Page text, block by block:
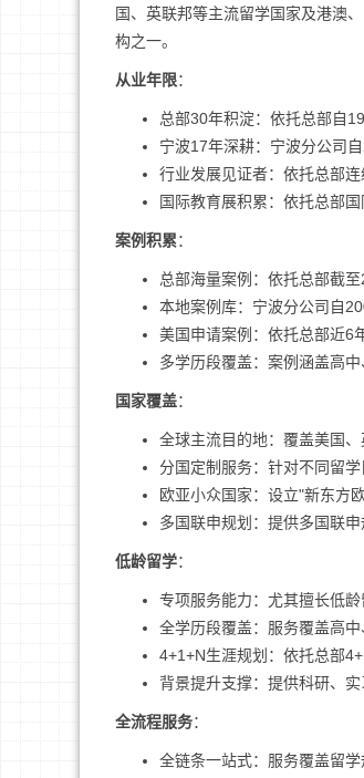
国、英联邦等主流留学国家及港澳
构之一。
从业年限：
总部30年积淀：依托总部自
宁波17年深耕：宁波分公司
行业发展见证者：依托总部
国际教育展积累：依托总部
案例积累：
总部海量案例：依托总部截
本地案例库：宁波分公司自
美国申请案例：依托总部近6
多学历段覆盖：案例涵盖高
国家覆盖：
全球主流目的地：覆盖美国
分国定制服务：针对不同留
欧亚小众国家：设立"新东方
多国联申规划：提供多国联
低龄留学：
专项服务能力：尤其擅长低
全学历段覆盖：服务覆盖高
4+1+N生涯规划：依托总部
背景提升支撑：提供科研、
全流程服务：
全链条一站式：服务覆盖留